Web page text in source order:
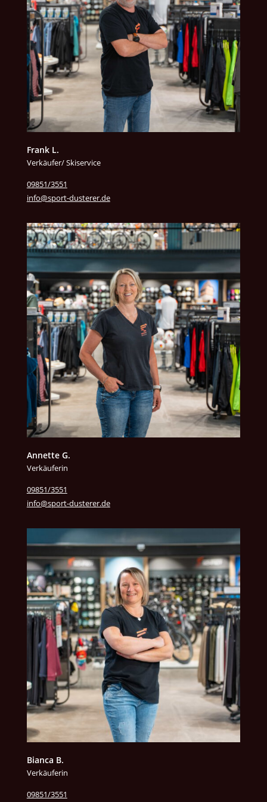
Frank L.
Verkäufer/ Skiservice
09851/3551
info@sport-dusterer.de
Annette G.
Verkäuferin
09851/3551
info@sport-dusterer.de
Bianca B.
Verkäuferin
09851/3551